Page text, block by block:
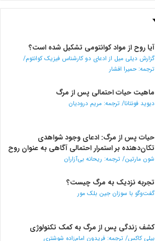
آیا روح از مواد کوانتومی تشکیل شده است؟
گزارش دیلی میل از ادعای دو کارشناس فیزیک کوانتوم/
ترجمه: حمیرا افشار
ماهیت حیات احتمالی پس از مرگ
دیوید فونتانا/ ترجمه: مریم درودیان
حیات پس از مرگ: ادعای وجود شواهدی
تکان‌دهنده بر استمرار احتمالی آگاهی به عنوان روح
شون مارتین/ ترجمه: ریحانه بی‌آزاران
تجربه نزدیک به مرگ چیست؟
گفت‌و‌گو با سوزان جین بلک مور
کشف زندگی پس از مرگ به کمک تکنولوژی
بیلی کاکس/ ترجمه: فریدون امام‌زاده شوشتری